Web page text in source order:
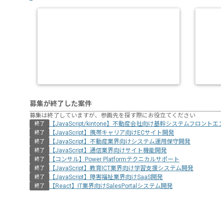
募集が終了した案件
募集は終了していますが、参画先を探す際にお役立てください
終了 【JavaScript/kintone】不動産会社向け基幹システムフロントエ
終了 【JavaScript】携帯キャリア向けECサイト開発
終了 【JavaScript】不動産業界向けシステム運用保守開発
終了 【JavaScript】通信業界向けサイト機能開発
終了 【コンサル】Power Platformテクニカルサポート
終了 【JavaScript】教育ICT業界向け学習支援システム開発
終了 【JavaScript】障害福祉業界向けSaaS開発
終了 【React】IT業界向けSalesPortalシステム開発